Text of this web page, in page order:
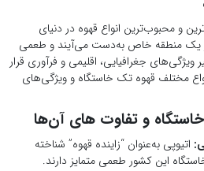
هستند. این قهوه‌ها طعمی
مختلفی از جمله شیرینی ملایم، طعم
ملایم را ترکیب می‌کنند. قهوه‌های
نرم و متعادل‌شان برای مصرف
قهوه‌های کاستاریکا به‌دلیل
معروف هستند. این قهوه‌ها معمولاً
به‌خاطر ارتفاعات بالای کشت و خاک
می‌آید. این قهوه‌ها مناسب کسانی